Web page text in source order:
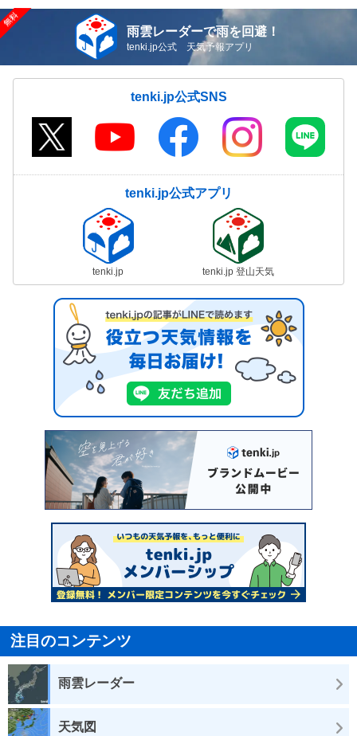
雨雲レーダーで雨を回避！
tenki.jp公式 天気予報アプリ
tenki.jp公式SNS
tenki.jp公式アプリ
tenki.jp tenki.jp 登山天気
注目のコンテンツ
雨雲レーダー
天気図